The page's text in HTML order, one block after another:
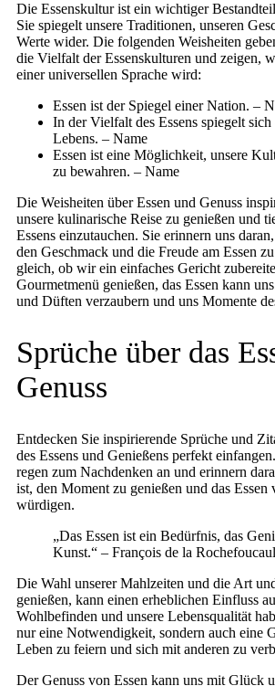
Die Essenskultur ist ein wichtiger
Sie spiegelt unsere Traditionen, unseren
Werte wider. Die folgenden Weisheiten
die Vielfalt der Essenskulturen und zeigen,
einer universellen Sprache wird:
Essen ist der Spiegel einer Nation. –
In der Vielfalt des Essens spiegelt
Lebens. – Name
Essen ist eine Möglichkeit, unsere
zu bewahren. – Name
Die Weisheiten über Essen und Genuss
unsere kulinarische Reise zu genießen und
Essens einzutauchen. Sie erinnern uns
den Geschmack und die Freude am Essen
gleich, ob wir ein einfaches Gericht
Gourmetmenü genießen, das Essen kann
und Düften verzaubern und uns Momente
Sprüche über das
Genuss
Entdecken Sie inspirierende Sprüche und
des Essens und Genießens perfekt
regen zum Nachdenken an und erinnern
ist, den Moment zu genießen und das Essen
würdigen.
„Das Essen ist ein Bedürfnis, das
Kunst.“ – François de la
Die Wahl unserer Mahlzeiten und die Art
genießen, kann einen erheblichen Einfluss
Wohlbefinden und unsere Lebensqualität
nur eine Notwendigkeit, sondern auch eine
Leben zu feiern und sich mit anderen zu
Der Genuss von Essen kann uns mit Glück